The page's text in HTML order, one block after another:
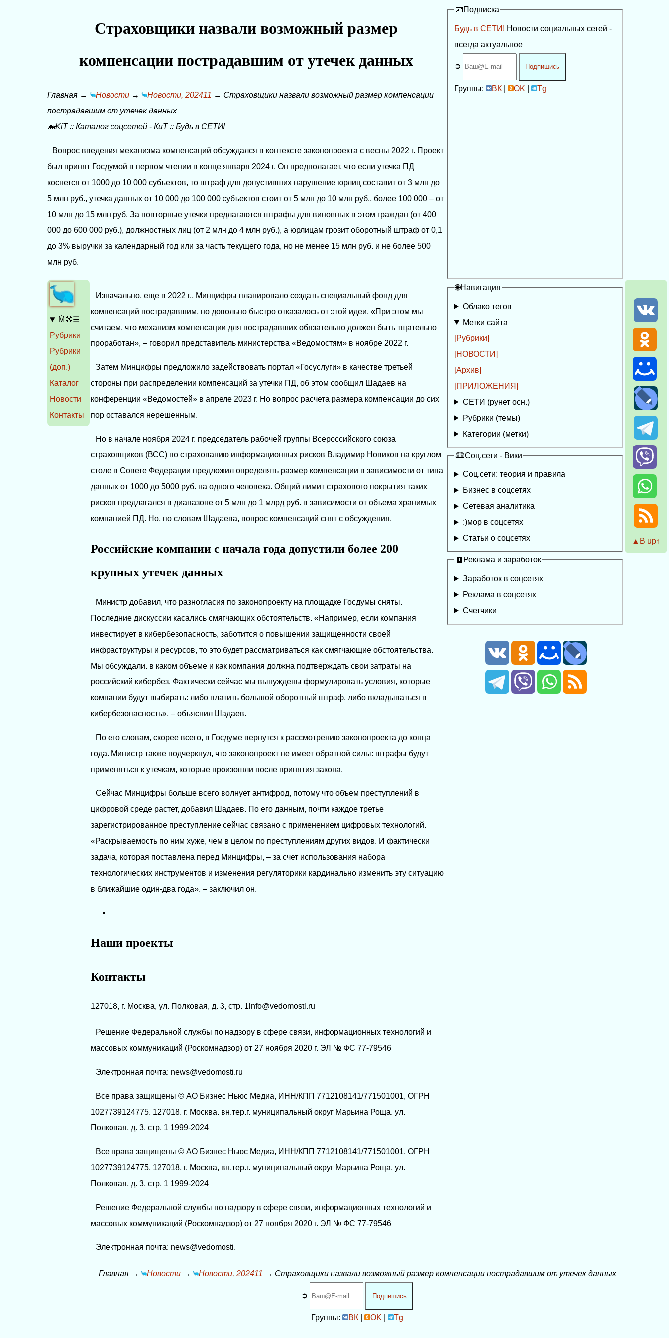
Страховщики назвали возможный размер
компенсации пострадавшим от утечек данных
Главная → Новости → Новости, 202411 → Страховщики назвали возможный размер компенсации
пострадавшим от утечек данных
🐋KiT::Каталог соцсетей -КиТ::Будь в СЕТИ!
Вопрос введения механизма компенсаций обсуждался в контексте законопроекта с весны 2022 г. Проект
был принят Госдумой в первом чтении в конце января 2024 г. Он предполагает, что если утечка ПД
коснется от 1000 до 10 000 субъектов, то штраф для допустивших нарушение юрлиц составит от 3 млн до
5 млн руб., утечка данных от 10 000 до 100 000 субъектов стоит от 5 млн до 10 млн руб., более 100 000 – от
10 млн до 15 млн руб. За повторные утечки предлагаются штрафы для виновных в этом граждан (от 400
000 до 600 000 руб.), должностных лиц (от 2 млн до 4 млн руб.), а юрлицам грозит оборотный штраф от 0,1
до 3% выручки за календарный год или за часть текущего года, но не менее 15 млн руб. и не более 500
млн руб.
Изначально, еще в 2022 г., Минцифры планировало создать специальный фонд для
компенсаций пострадавшим, но довольно быстро отказалось от этой идеи. «При этом мы
считаем, что механизм компенсации для пострадавших обязательно должен быть тщательно
проработан», – говорил представитель министерства «Ведомостям» в ноябре 2022 г.
Затем Минцифры предложило задействовать портал «Госуслуги» в качестве третьей
стороны при распределении компенсаций за утечки ПД, об этом сообщил Шадаев на
конференции «Ведомостей» в апреле 2023 г. Но вопрос расчета размера компенсации до сих
пор оставался нерешенным.
Но в начале ноября 2024 г. председатель рабочей группы Всероссийского союза
страховщиков (ВСС) по страхованию информационных рисков Владимир Новиков на круглом
столе в Совете Федерации предложил определять размер компенсации в зависимости от типа
данных от 1000 до 5000 руб. на одного человека. Общий лимит страхового покрытия таких
рисков предлагался в диапазоне от 5 млн до 1 млрд руб. в зависимости от объема хранимых
компанией ПД. Но, по словам Шадаева, вопрос компенсаций снят с обсуждения.
Российские компании с начала года допустили более 200
крупных утечек данных
Министр добавил, что разногласия по законопроекту на площадке Госдумы сняты.
Последние дискуссии касались смягчающих обстоятельств. «Например, если компания
инвестирует в кибербезопасность, заботится о повышении защищенности своей
инфраструктуры и ресурсов, то это будет рассматриваться как смягчающие обстоятельства.
Мы обсуждали, в каком объеме и как компания должна подтверждать свои затраты на
российский кибербез. Фактически сейчас мы вынуждены формулировать условия, которые
компании будут выбирать: либо платить большой оборотный штраф, либо вкладываться в
кибербезопасность», – объяснил Шадаев.
По его словам, скорее всего, в Госдуме вернутся к рассмотрению законопроекта до конца
года. Министр также подчеркнул, что законопроект не имеет обратной силы: штрафы будут
применяться к утечкам, которые произошли после принятия закона.
Сейчас Минцифры больше всего волнует антифрод, потому что объем преступлений в
цифровой среде растет, добавил Шадаев. По его данным, почти каждое третье
зарегистрированное преступление сейчас связано с применением цифровых технологий.
«Раскрываемость по ним хуже, чем в целом по преступлениям других видов. И фактически
задача, которая поставлена перед Минцифры, – за счет использования набора
технологических инструментов и изменения регуляторики кардинально изменить эту ситуацию
в ближайшие один-два года», – заключил он.
Наши проекты
Контакты
127018, г. Москва, ул. Полковая, д. 3, стр. 1info@vedomosti.ru
Решение Федеральной службы по надзору в сфере связи, информационных технологий и
массовых коммуникаций (Роскомнадзор) от 27 ноября 2020 г. ЭЛ № ФС 77-79546
Электронная почта: news@vedomosti.ru
Все права защищены © АО Бизнес Ньюс Медиа, ИНН/КПП 7712108141/771501001, ОГРН
1027739124775, 127018, г. Москва, вн.тер.г. муниципальный округ Марьина Роща, ул.
Полковая, д. 3, стр. 1 1999-2024
Все права защищены © АО Бизнес Ньюс Медиа, ИНН/КПП 7712108141/771501001, ОГРН
1027739124775, 127018, г. Москва, вн.тер.г. муниципальный округ Марьина Роща, ул.
Полковая, д. 3, стр. 1 1999-2024
Решение Федеральной службы по надзору в сфере связи, информационных технологий и
массовых коммуникаций (Роскомнадзор) от 27 ноября 2020 г. ЭЛ № ФС 77-79546
Электронная почта: news@vedomosti.
Ḿ🧭☰
Рубрики
Рубрики
(доп.)
Каталог
Новости
Контакты
▲Β up↑
📧Подписка
Будь в СЕТИ! Новости социальных сетей -
всегда актуальное
➲ Подпишись
Группы: ВК| OK Tg
🌐Навигация
Облако тегов
Метки сайта
[Рубрики]
[НОВОСТИ]
[Архив]
[ПРИЛОЖЕНИЯ]
СЕТИ (рунет осн.)
Рубрики (темы)
Категории (метки)
🕮Соц.сети - Вики
Соц.сети: теория и правила
Бизнес в соцсетях
Сетевая аналитика
:)мор в соцсетях
Статьи о соцсетях
🧾Реклама и заработок
Заработок в соцсетях
Реклама в соцсетях
Счетчики
Главная→ Новости→ Новости, 202411 → Страховщики назвали возможный размер компенсации пострадавшим от утечек данных
➲ Подпишись
Группы: ВК | OK | Tg